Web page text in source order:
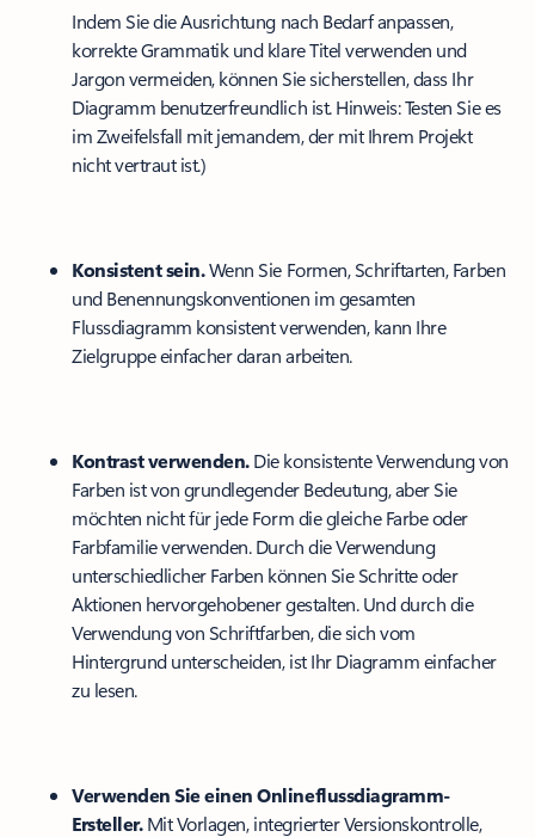
Indem Sie die Ausrichtung nach Bedarf anpassen,
korrekte Grammatik und klare Titel verwenden und
Jargon vermeiden, können Sie sicherstellen, dass Ihr
Diagramm benutzerfreundlich ist. Hinweis: Testen Sie es
im Zweifelsfall mit jemandem, der mit Ihrem Projekt
nicht vertraut ist.)
Konsistent sein.Wenn Sie Formen, Schriftarten, Farben
und Benennungskonventionen im gesamten
Flussdiagramm konsistent verwenden, kann Ihre
Zielgruppe einfacher daran arbeiten.
Kontrast verwenden.Die konsistente Verwendung von
Farben ist von grundlegender Bedeutung, aber Sie
möchten nicht für jede Form die gleiche Farbe oder
Farbfamilie verwenden. Durch die Verwendung
unterschiedlicher Farben können Sie Schritte oder
Aktionen hervorgehobener gestalten. Und durch die
Verwendung von Schriftfarben, die sich vom
Hintergrund unterscheiden, ist Ihr Diagramm einfacher
zu lesen.
Verwenden Sie einen Onlineflussdiagramm-
Ersteller.Mit Vorlagen, integrierter Versionskontrolle,